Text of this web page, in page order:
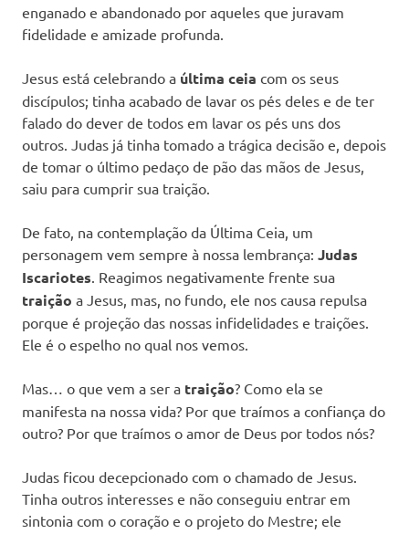
enganado e abandonado por aqueles que juravam
fidelidade e amizade profunda.
Jesus está celebrando a última ceia com os seus
discípulos; tinha acabado de lavar os pés deles e de ter
falado do dever de todos em lavar os pés uns dos
outros. Judas já tinha tomado a trágica decisão e, depois
de tomar o último pedaço de pão das mãos de Jesus,
saiu para cumprir sua traição.
De fato, na contemplação da Última Ceia, um
personagem vem sempre à nossa lembrança: Judas
Iscariotes . Reagimos negativamente frente sua
traição a Jesus, mas, no fundo, ele nos causa repulsa
porque é projeção das nossas infidelidades e traições.
Ele é o espelho no qual nos vemos.
Mas… o que vem a ser a traição? Como ela se
manifesta na nossa vida? Por que traímos a confiança do
outro? Por que traímos o amor de Deus por todos nós?
Judas ficou decepcionado com o chamado de Jesus.
Tinha outros interesses e não conseguiu entrar em
sintonia com o coração e o projeto do Mestre; ele